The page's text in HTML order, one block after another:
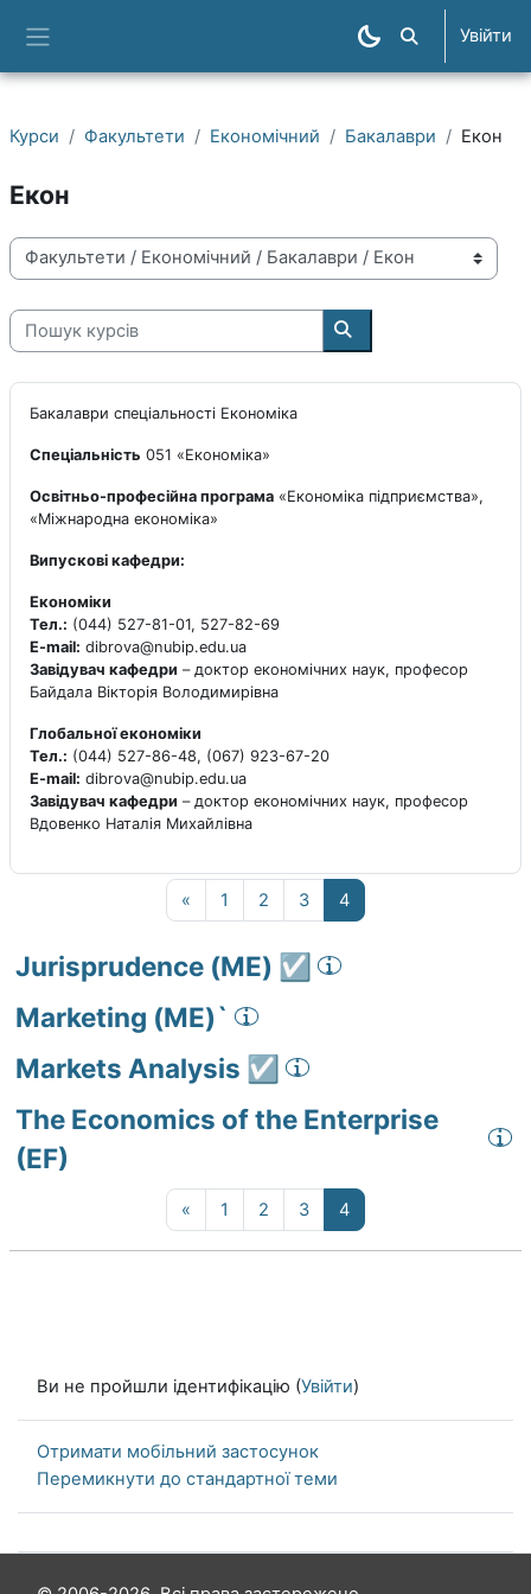
Пошук курсів
Увійти
Курси Факультети Економічний Бакалаври Екон
Екон
Категорії курсів
Пошук курсів
Пошук курсів
Бакалаври спеціальності Економіка
Спеціальність 051 «Економіка»
Освітньо-професійна програма «Економіка підприємства»,
«Міжнародна економіка»
Випускові кафедри:
Економіки
Тел.: (044) 527-81-01, 527-82-69
E-mail: dibrova@nubip.edu.ua
Завідувач кафедри – доктор економічних наук, професор
Байдала Вікторія Володимирівна
Глобальної економіки
Тел.: (044) 527-86-48, (067) 923-67-20
E-mail: dibrova@nubip.edu.ua
Завідувач кафедри – доктор економічних наук, професор
Вдовенко Наталія Михайлівна
« Попередня сторінка
1 Сторінка 1
2 Сторінка 2
3Сторінка 3
4Сторінка 4
Jurisprudence (МЕ) ☑️
Marketing​ (МЕ)`
Markets Analysis ☑️
The Economics of the Enterprise
(EF)
« Попередня сторінка
1 Сторінка 1
2 Сторінка 2
3Сторінка 3
4Сторінка 4
Ви не пройшли ідентифікацію (Увійти)
Отримати мобільний застосунок
Перемикнути до стандартної теми